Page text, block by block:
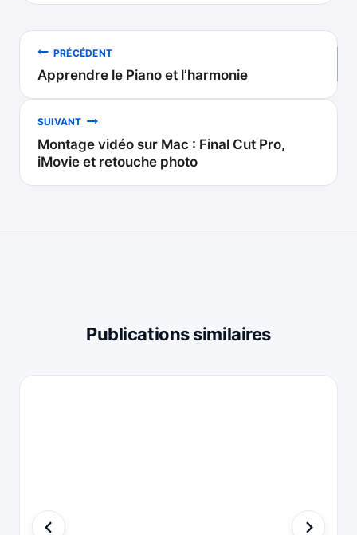
Navigation
de
l’article
PRÉCÉDENT
Apprendre le Piano et l’harmonie
SUIVANT
Montage vidéo sur Mac : Final Cut Pro,
iMovie et retouche photo
Publications similaires